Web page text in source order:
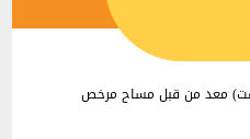
معد من قبل مساح مرخص